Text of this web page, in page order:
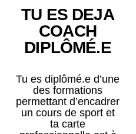
TU ES DEJA
COACH
DIPLÔMÉ.E
Tu es diplômé.e d’une
des formations
permettant d’encadrer
un cours de sport et
ta carte